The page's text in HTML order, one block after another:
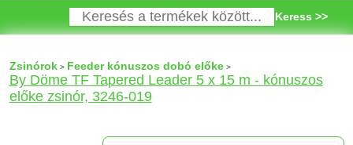
Keress >>
Zsinórok> Feeder kónuszos dobó előke>
By Döme TF Tapered Leader 5 x 15 m - kónuszos
előke zsinór, 3246-019